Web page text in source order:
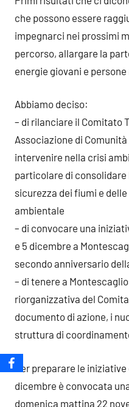
che possono essere
impegnarci nei prossimi
percorso, allargare la
energie giovani e persone
Abbiamo deciso:
– di rilanciare il Comitato
Associazione di
intervenire nella crisi
particolare di
sicurezza dei fiumi e
ambientale
– di convocare una
e 5 dicembre a
secondo anniversario
– di tenere a
riorganizzativa del
documento di azione, i
struttura di
Per preparare le
dicembre è convocata
domenica mattina 22